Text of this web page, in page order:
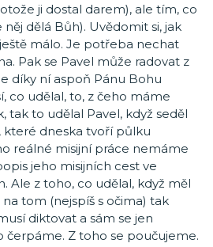
ji dostal darem), ale tím, co
dělá Bůh). Uvědomit si, jak
málo. Je potřeba nechat
Pak se Pavel může radovat z
díky ní aspoň Pánu Bohu
co udělal, to, z čeho máme
tak to udělal Pavel, když seděl
které dneska tvoří půlku
reálné misijní práce nemáme
jeho misijních cest ve
Ale z toho, co udělal, když měl
tom (nejspíš s očima) tak
diktovat a sám se jen
čerpáme. Z toho se poučujeme.